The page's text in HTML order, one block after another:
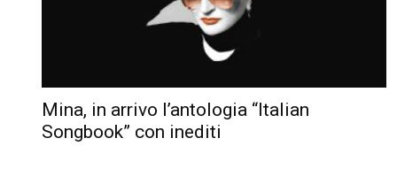
Mina, in arrivo l’antologia “Italian
Songbook” con inediti